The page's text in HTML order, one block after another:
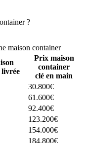
?
maison container
Prix maison
container
clé en main
30.800€
61.600€
92.400€
123.200€
154.000€
184.800€